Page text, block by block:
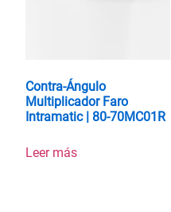
Contra-Ángulo
Multiplicador Faro
Intramatic | 80-70MC01R
Leer más